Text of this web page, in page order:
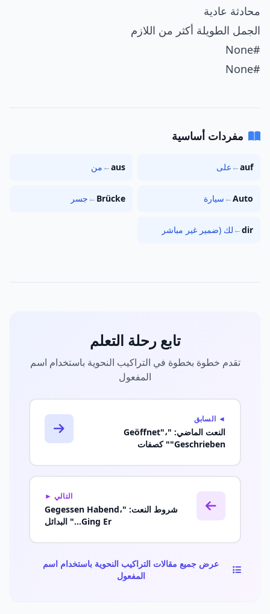
محادثة عادية
الجمل الطويلة أكثر من اللازم
#None
#None
مفردات أساسية
auf
← على aus
← من
Auto
← سيارة Brücke
← جسر
dir
← لك (ضمير غير مباشر
تابع رحلة التعلم
تقدم خطوة بخطوة في التراكيب النحوية باستخدام اسم
المفعول
◄ السابق
النعت الماضي: "Geöffnet"،
"Geschrieben" كصفات
التالي ►
شروط النعت: "Gegessen Habend،
Ging Er..." البدائل
عرض جميع مقالات التراكيب النحوية باستخدام اسم
المفعول